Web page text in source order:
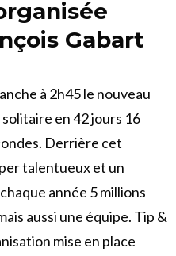
Gabart
à 2h45 le nouveau
en 42 jours 16
Derrière cet
talentueux et un
année 5 millions
aussi une équipe. Tip &
mise en place